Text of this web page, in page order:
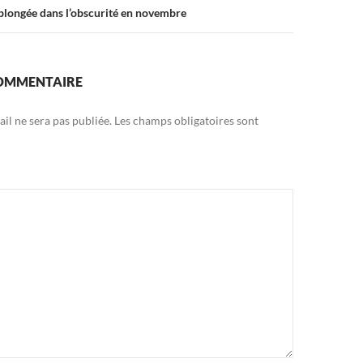
dans l’obscurité en novembre
ne sera pas publiée. Les champs obligatoires sont